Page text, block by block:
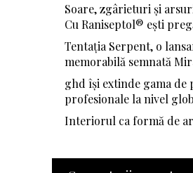
Soare, zgârieturi și
Cu Raniseptol® ești
Tentația Serpent, o
memorabilă semnată
ghd își extinde gama de
profesionale la nivel
Interiorul ca formă de